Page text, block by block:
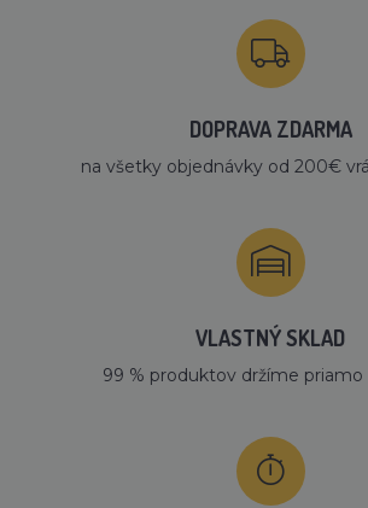
DOPRAVA ZDARMA
na všetky objednávky od 200€
VLASTNÝ SKLAD
99 % produktov držíme priamo